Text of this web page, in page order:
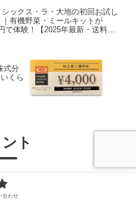
シックス・ラ・大地の初回お試し
｜有機野菜・ミールキットが
で体験！【2025年最新・送料無
式分
くら
ト
を書き込む
合わせ